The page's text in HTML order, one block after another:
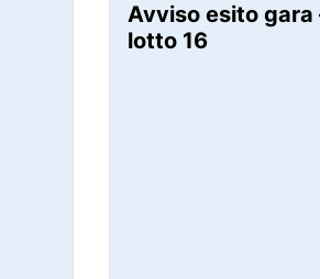
Avviso esito gara
lotto 16